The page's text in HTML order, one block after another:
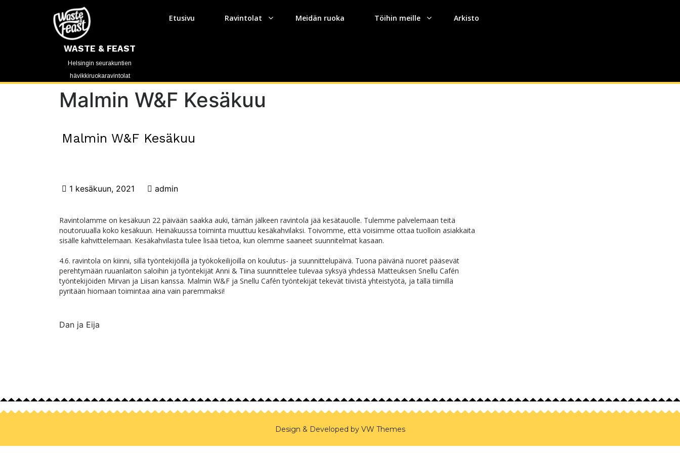
WASTE & FEAST
Helsingin seurakuntien
hävikkiruokaravintolat
Etusivu Ravintolat Meidän ruoka Töihin meille Arkisto
Malmin W&F Kesäkuu
Malmin W&F Kesäkuu
1 kesäkuun, 2021 admin
Ravintolamme on kesäkuun 22 päivään saakka auki, tämän jälkeen ravintola jää kesätauolle. Tulemme palvelemaan teitä
noutoruualla koko kesäkuun. Heinäkuussa toiminta muuttuu kesäkahvilaksi. Toivomme, että voisimme ottaa tuolloin asiakkaita
sisälle kahvittelemaan. Kesäkahvilasta tulee lisää tietoa, kun olemme saaneet suunnitelmat kasaan.
4.6. ravintola on kiinni, sillä työntekijöillä ja työkokeilijoilla on koulutus- ja suunnittelupäivä. Tuona päivänä nuoret pääsevät
perehtymään ruuanlaiton saloihin ja työntekijät Anni & Tiina suunnittelee tulevaa syksyä yhdessä Matteuksen Snellu Cafén
työntekijöiden Mirvan ja Liisan kanssa. Malmin W&F ja Snellu Cafén työntekijät tekevät tiivistä yhteistyötä, ja tällä tiimillä
pyritään hiomaan toimintaa aina vain paremmaksi!
Dan ja Eija
Design & Developed byVW Themes